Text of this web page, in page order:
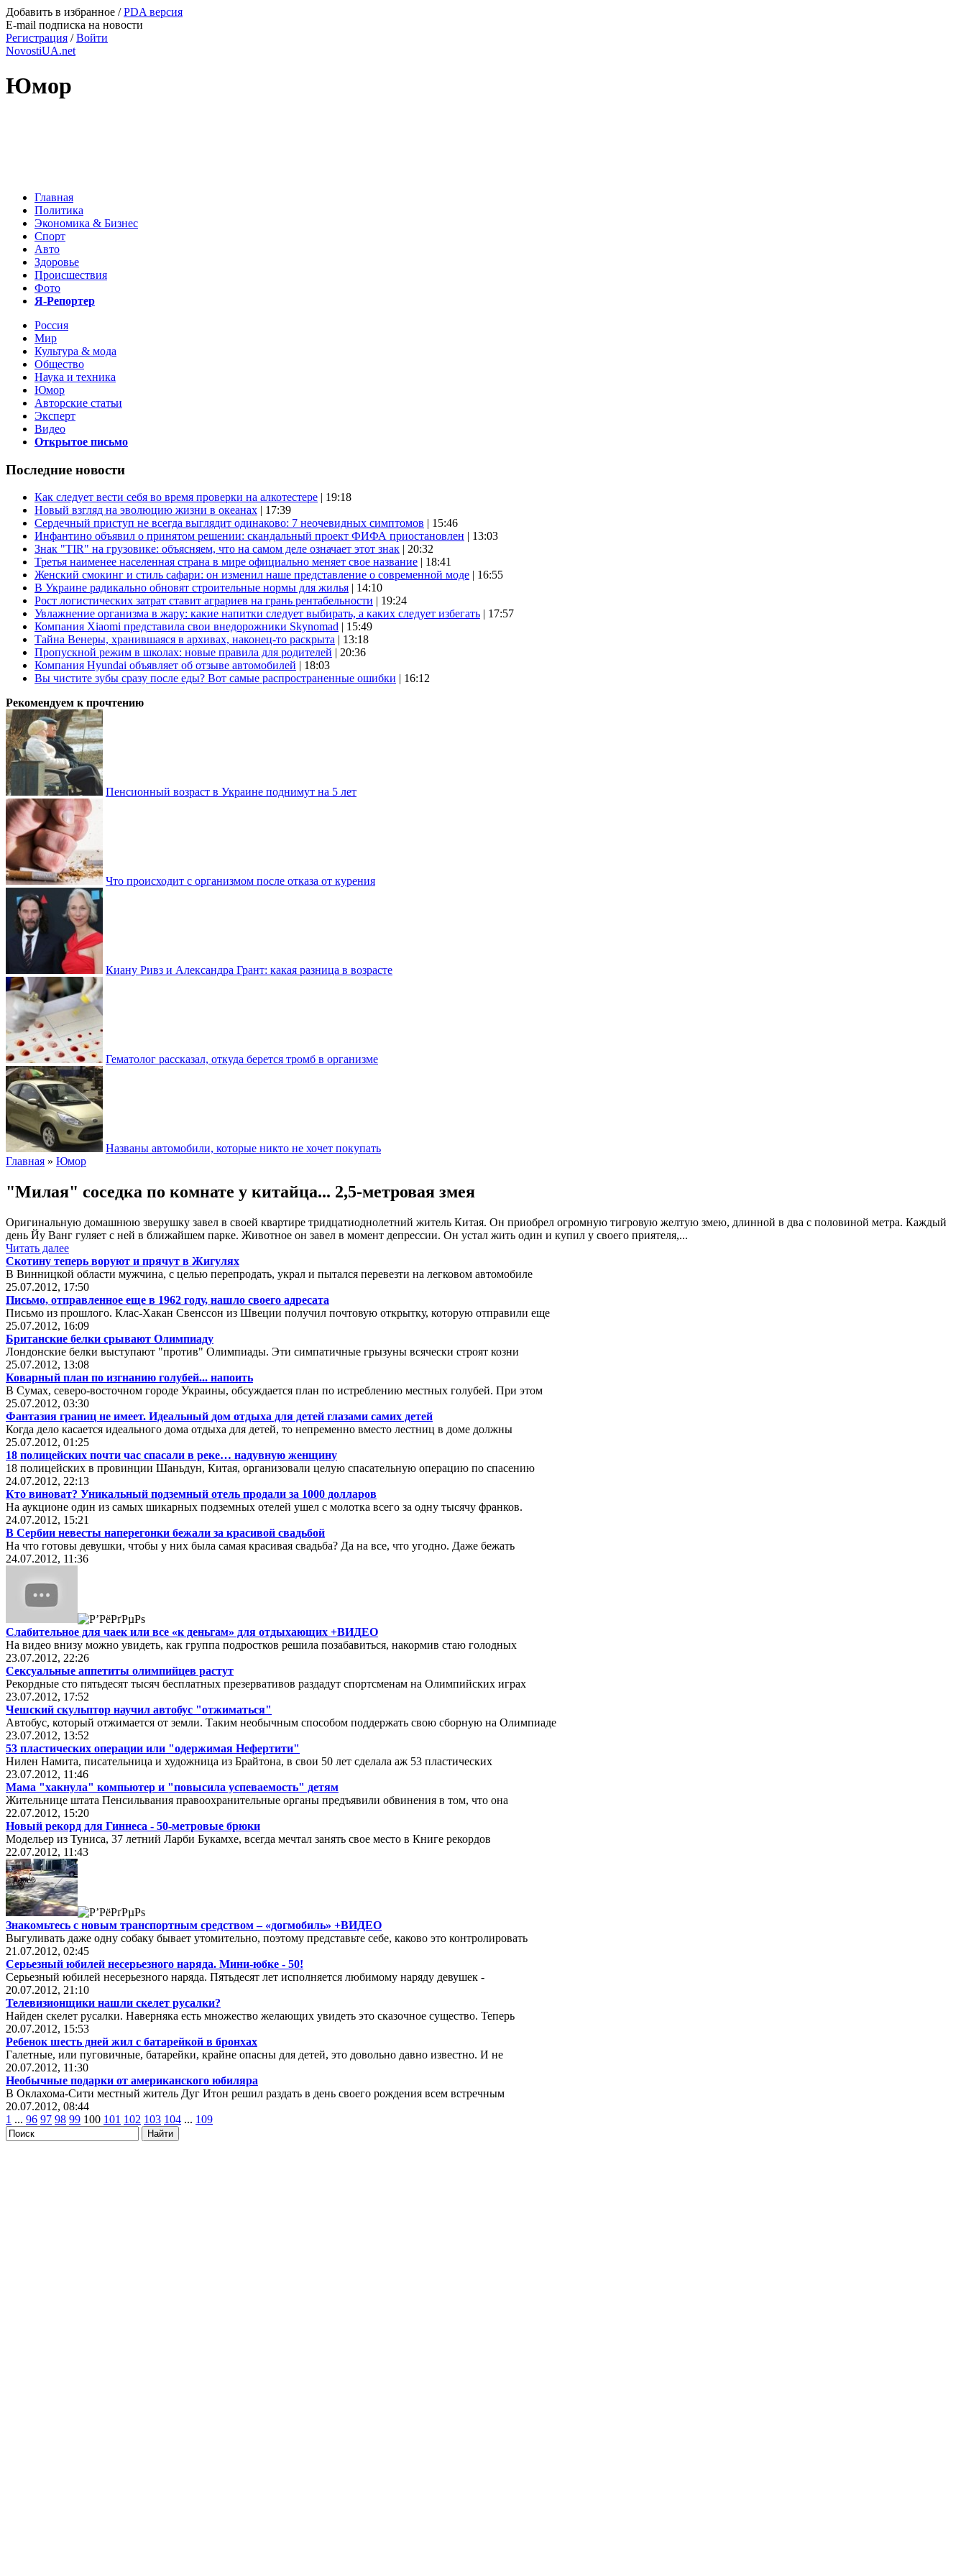
Добавить в избранное /PDA версия
E-mail подписка на новости
Регистрация /Войти
NovostiUA.net
Юмор
Главная
Политика
Экономика & Бизнес
Спорт
Авто
Здоровье
Происшествия
Фото
Я-Репортер
Россия
Мир
Культура & мода
Общество
Наука и техника
Юмор
Авторские статьи
Эксперт
Видео
Открытое письмо
Последние новости
Как следует вести себя во время проверки на алкотестере | 19:18
Новый взгляд на эволюцию жизни в океанах | 17:39
Сердечный приступ не всегда выглядит одинаково: 7 неочевидных симптомов | 15:46
Инфантино объявил о принятом решении: скандальный проект ФИФА приостановлен | 13:03
Знак "TIR" на грузовике: объясняем, что на самом деле означает этот знак | 20:32
Третья наименее населенная страна в мире официально меняет свое название | 18:41
Женский смокинг и стиль сафари: он изменил наше представление о современной моде | 16:55
В Украине радикально обновят строительные нормы для жилья | 14:10
Рост логистических затрат ставит аграриев на грань рентабельности | 19:24
Увлажнение организма в жару: какие напитки следует выбирать, а каких следует избегать | 17:57
Компания Xiaomi представила свои внедорожники Skynomad | 15:49
Тайна Венеры, хранившаяся в архивах, наконец-то раскрыта | 13:18
Пропускной режим в школах: новые правила для родителей | 20:36
Компания Hyundai объявляет об отзыве автомобилей | 18:03
Вы чистите зубы сразу после еды? Вот самые распространенные ошибки | 16:12
Рекомендуем к прочтению
Пенсионный возраст в Украине поднимут на 5 лет
Что происходит с организмом после отказа от курения
Киану Ривз и Александра Грант: какая разница в возрасте
Гематолог рассказал, откуда берется тромб в организме
Названы автомобили, которые никто не хочет покупать
Главная » Юмор
"Милая" соседка по комнате у китайца... 2,5-метровая змея
Оригинальную домашнюю зверушку завел в своей квартире тридцатиоднолетний житель Китая. Он приобрел огромную тигровую желтую змею, длинной в два с половиной метра. Каждый
день Йу Ванг гуляет с ней в ближайшем парке. Животное он завел в момент депрессии. Он устал жить один и купил у своего приятеля,...
Читать далее
Скотину теперь воруют и прячут в Жигулях
В Винницкой области мужчина, с целью перепродать, украл и пытался перевезти на легковом автомобиле
25.07.2012, 17:50
Письмо, отправленное еще в 1962 году, нашло своего адресата
Письмо из прошлого. Клас-Хакан Свенссон из Швеции получил почтовую открытку, которую отправили еще
25.07.2012, 16:09
Британские белки срывают Олимпиаду
Лондонские белки выступают "против" Олимпиады. Эти симпатичные грызуны всячески строят козни
25.07.2012, 13:08
Коварный план по изгнанию голубей... напоить
В Сумах, северо-восточном городе Украины, обсуждается план по истреблению местных голубей. При этом
25.07.2012, 03:30
Фантазия границ не имеет. Идеальный дом отдыха для детей глазами самих детей
Когда дело касается идеального дома отдыха для детей, то непременно вместо лестниц в доме должны
25.07.2012, 01:25
18 полицейских почти час спасали в реке… надувную женщину
18 полицейских в провинции Шаньдун, Китая, организовали целую спасательную операцию по спасению
24.07.2012, 22:13
Кто виноват? Уникальный подземный отель продали за 1000 долларов
На аукционе один из самых шикарных подземных отелей ушел с молотка всего за одну тысячу франков.
24.07.2012, 15:21
В Сербии невесты наперегонки бежали за красивой свадьбой
На что готовы девушки, чтобы у них была самая красивая свадьба? Да на все, что угодно. Даже бежать
24.07.2012, 11:36
Слабительное для чаек или все «к деньгам» для отдыхающих +ВИДЕО
На видео внизу можно увидеть, как группа подростков решила позабавиться, накормив стаю голодных
23.07.2012, 22:26
Сексуальные аппетиты олимпийцев растут
Рекордные сто пятьдесят тысяч бесплатных презервативов раздадут спортсменам на Олимпийских играх
23.07.2012, 17:52
Чешский скульптор научил автобус "отжиматься"
Автобус, который отжимается от земли. Таким необычным способом поддержать свою сборную на Олимпиаде
23.07.2012, 13:52
53 пластических операции или "одержимая Нефертити"
Нилен Намита, писательница и художница из Брайтона, в свои 50 лет сделала аж 53 пластических
23.07.2012, 11:46
Мама "хакнула" компьютер и "повысила успеваемость" детям
Жительнице штата Пенсильвания правоохранительные органы предъявили обвинения в том, что она
22.07.2012, 15:20
Новый рекорд для Гиннеса - 50-метровые брюки
Модельер из Туниса, 37 летний Ларби Букамхе, всегда мечтал занять свое место в Книге рекордов
22.07.2012, 11:43
Знакомьтесь с новым транспортным средством – «догмобиль» +ВИДЕО
Выгуливать даже одну собаку бывает утомительно, поэтому представьте себе, каково это контролировать
21.07.2012, 02:45
Серьезный юбилей несерьезного наряда. Мини-юбке - 50!
Серьезный юбилей несерьезного наряда. Пятьдесят лет исполняется любимому наряду девушек -
20.07.2012, 21:10
Телевизионщики нашли скелет русалки?
Найден скелет русалки. Наверняка есть множество желающих увидеть это сказочное существо. Теперь
20.07.2012, 15:53
Ребенок шесть дней жил с батарейкой в бронхах
Галетные, или пуговичные, батарейки, крайне опасны для детей, это довольно давно известно. И не
20.07.2012, 11:30
Необычные подарки от американского юбиляра
В Оклахома-Сити местный житель Дуг Итон решил раздать в день своего рождения всем встречным
20.07.2012, 08:44
1 ... 96 97 98 99 100 101 102 103 104 ... 109